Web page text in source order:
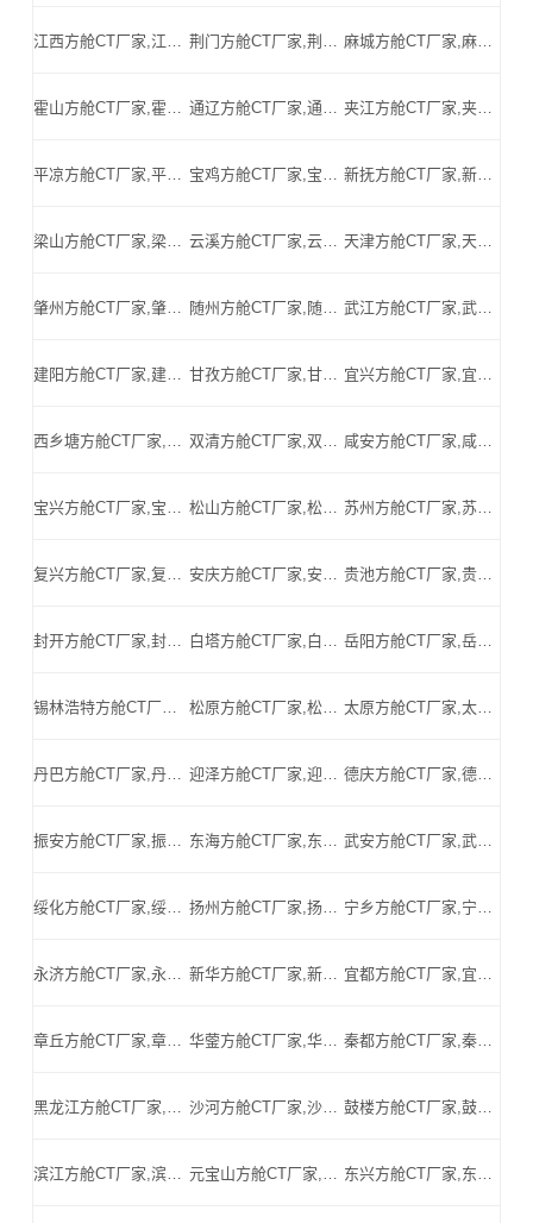
江西方舱CT厂家,江西方舱式CT,江西CT方舱,江西方舱CT,江西医用CT方舱,江西移动方舱CT-江西医用CT方舱公司 荆门方舱CT厂家,荆门方舱式CT,荆门CT方舱,荆门方舱CT,荆门医用CT方舱,荆门移动方舱CT-荆门医用CT方舱公司 麻城方舱CT厂家,麻城方舱式CT,麻城CT方舱,麻城方舱CT,麻城医用CT方舱,麻城移动方舱CT-麻城医用CT方舱公司
霍山方舱CT厂家,霍山方舱式CT,霍山CT方舱,霍山方舱CT,霍山医用CT方舱,霍山移动方舱CT-霍山医用CT方舱公司 通辽方舱CT厂家,通辽方舱式CT,通辽CT方舱,通辽方舱CT,通辽医用CT方舱,通辽移动方舱CT-通辽医用CT方舱公司 夹江方舱CT厂家,夹江方舱式CT,夹江CT方舱,夹江方舱CT,夹江医用CT方舱,夹江移动方舱CT-夹江医用CT方舱公司
平凉方舱CT厂家,平凉方舱式CT,平凉CT方舱,平凉方舱CT,平凉医用CT方舱,平凉移动方舱CT-平凉医用CT方舱公司 宝鸡方舱CT厂家,宝鸡方舱式CT,宝鸡CT方舱,宝鸡方舱CT,宝鸡医用CT方舱,宝鸡移动方舱CT-宝鸡医用CT方舱公司 新抚方舱CT厂家,新抚方舱式CT,新抚CT方舱,新抚方舱CT,新抚医用CT方舱,新抚移动方舱CT-新抚医用CT方舱公司
梁山方舱CT厂家,梁山方舱式CT,梁山CT方舱,梁山方舱CT,梁山医用CT方舱,梁山移动方舱CT-梁山医用CT方舱公司 云溪方舱CT厂家,云溪方舱式CT,云溪CT方舱,云溪方舱CT,云溪医用CT方舱,云溪移动方舱CT-云溪医用CT方舱公司 天津方舱CT厂家,天津方舱式CT,天津CT方舱,天津方舱CT,天津医用CT方舱,天津移动方舱CT-天津医用CT方舱公司
肇州方舱CT厂家,肇州方舱式CT,肇州CT方舱,肇州方舱CT,肇州医用CT方舱,肇州移动方舱CT-肇州医用CT方舱公司 随州方舱CT厂家,随州方舱式CT,随州CT方舱,随州方舱CT,随州医用CT方舱,随州移动方舱CT-随州医用CT方舱公司 武江方舱CT厂家,武江方舱式CT,武江CT方舱,武江方舱CT,武江医用CT方舱,武江移动方舱CT-武江医用CT方舱公司
建阳方舱CT厂家,建阳方舱式CT,建阳CT方舱,建阳方舱CT,建阳医用CT方舱,建阳移动方舱CT-建阳医用CT方舱公司 甘孜方舱CT厂家,甘孜方舱式CT,甘孜CT方舱,甘孜方舱CT,甘孜医用CT方舱,甘孜移动方舱CT-甘孜医用CT方舱公司 宜兴方舱CT厂家,宜兴方舱式CT,宜兴CT方舱,宜兴方舱CT,宜兴医用CT方舱,宜兴移动方舱CT-宜兴医用CT方舱公司
西乡塘方舱CT厂家,西乡塘方舱式CT,西乡塘CT方舱,西乡塘方舱CT,西乡塘医用CT方舱,西乡塘移动方舱CT-西乡塘医用CT方舱公司 双清方舱CT厂家,双清方舱式CT,双清CT方舱,双清方舱CT,双清医用CT方舱,双清移动方舱CT-双清医用CT方舱公司 咸安方舱CT厂家,咸安方舱式CT,咸安CT方舱,咸安方舱CT,咸安医用CT方舱,咸安移动方舱CT-咸安医用CT方舱公司
宝兴方舱CT厂家,宝兴方舱式CT,宝兴CT方舱,宝兴方舱CT,宝兴医用CT方舱,宝兴移动方舱CT-宝兴医用CT方舱公司 松山方舱CT厂家,松山方舱式CT,松山CT方舱,松山方舱CT,松山医用CT方舱,松山移动方舱CT-松山医用CT方舱公司 苏州方舱CT厂家,苏州方舱式CT,苏州CT方舱,苏州方舱CT,苏州医用CT方舱,苏州移动方舱CT-苏州医用CT方舱公司
复兴方舱CT厂家,复兴方舱式CT,复兴CT方舱,复兴方舱CT,复兴医用CT方舱,复兴移动方舱CT-复兴医用CT方舱公司 安庆方舱CT厂家,安庆方舱式CT,安庆CT方舱,安庆方舱CT,安庆医用CT方舱,安庆移动方舱CT-安庆医用CT方舱公司 贵池方舱CT厂家,贵池方舱式CT,贵池CT方舱,贵池方舱CT,贵池医用CT方舱,贵池移动方舱CT-贵池医用CT方舱公司
封开方舱CT厂家,封开方舱式CT,封开CT方舱,封开方舱CT,封开医用CT方舱,封开移动方舱CT-封开医用CT方舱公司 白塔方舱CT厂家,白塔方舱式CT,白塔CT方舱,白塔方舱CT,白塔医用CT方舱,白塔移动方舱CT-白塔医用CT方舱公司 岳阳方舱CT厂家,岳阳方舱式CT,岳阳CT方舱,岳阳方舱CT,岳阳医用CT方舱,岳阳移动方舱CT-岳阳医用CT方舱公司
锡林浩特方舱CT厂家,锡林浩特方舱式CT,锡林浩特CT方舱,锡林浩特方舱CT,锡林浩特医用CT方舱,锡林浩特移动方舱CT-锡林浩特医用CT方舱公司 松原方舱CT厂家,松原方舱式CT,松原CT方舱,松原方舱CT,松原医用CT方舱,松原移动方舱CT-松原医用CT方舱公司 太原方舱CT厂家,太原方舱式CT,太原CT方舱,太原方舱CT,太原医用CT方舱,太原移动方舱CT-太原医用CT方舱公司
丹巴方舱CT厂家,丹巴方舱式CT,丹巴CT方舱,丹巴方舱CT,丹巴医用CT方舱,丹巴移动方舱CT-丹巴医用CT方舱公司 迎泽方舱CT厂家,迎泽方舱式CT,迎泽CT方舱,迎泽方舱CT,迎泽医用CT方舱,迎泽移动方舱CT-迎泽医用CT方舱公司 德庆方舱CT厂家,德庆方舱式CT,德庆CT方舱,德庆方舱CT,德庆医用CT方舱,德庆移动方舱CT-德庆医用CT方舱公司
振安方舱CT厂家,振安方舱式CT,振安CT方舱,振安方舱CT,振安医用CT方舱,振安移动方舱CT-振安医用CT方舱公司 东海方舱CT厂家,东海方舱式CT,东海CT方舱,东海方舱CT,东海医用CT方舱,东海移动方舱CT-东海医用CT方舱公司 武安方舱CT厂家,武安方舱式CT,武安CT方舱,武安方舱CT,武安医用CT方舱,武安移动方舱CT-武安医用CT方舱公司
绥化方舱CT厂家,绥化方舱式CT,绥化CT方舱,绥化方舱CT,绥化医用CT方舱,绥化移动方舱CT-绥化医用CT方舱公司 扬州方舱CT厂家,扬州方舱式CT,扬州CT方舱,扬州方舱CT,扬州医用CT方舱,扬州移动方舱CT-扬州医用CT方舱公司 宁乡方舱CT厂家,宁乡方舱式CT,宁乡CT方舱,宁乡方舱CT,宁乡医用CT方舱,宁乡移动方舱CT-宁乡医用CT方舱公司
永济方舱CT厂家,永济方舱式CT,永济CT方舱,永济方舱CT,永济医用CT方舱,永济移动方舱CT-永济医用CT方舱公司 新华方舱CT厂家,新华方舱式CT,新华CT方舱,新华方舱CT,新华医用CT方舱,新华移动方舱CT-新华医用CT方舱公司 宜都方舱CT厂家,宜都方舱式CT,宜都CT方舱,宜都方舱CT,宜都医用CT方舱,宜都移动方舱CT-宜都医用CT方舱公司
章丘方舱CT厂家,章丘方舱式CT,章丘CT方舱,章丘方舱CT,章丘医用CT方舱,章丘移动方舱CT-章丘医用CT方舱公司 华蓥方舱CT厂家,华蓥方舱式CT,华蓥CT方舱,华蓥方舱CT,华蓥医用CT方舱,华蓥移动方舱CT-华蓥医用CT方舱公司 秦都方舱CT厂家,秦都方舱式CT,秦都CT方舱,秦都方舱CT,秦都医用CT方舱,秦都移动方舱CT-秦都医用CT方舱公司
黑龙江方舱CT厂家,黑龙江方舱式CT,黑龙江CT方舱,黑龙江方舱CT,黑龙江医用CT方舱,黑龙江移动方舱CT-黑龙江医用CT方舱公司 沙河方舱CT厂家,沙河方舱式CT,沙河CT方舱,沙河方舱CT,沙河医用CT方舱,沙河移动方舱CT-沙河医用CT方舱公司 鼓楼方舱CT厂家,鼓楼方舱式CT,鼓楼CT方舱,鼓楼方舱CT,鼓楼医用CT方舱,鼓楼移动方舱CT-鼓楼医用CT方舱公司
滨江方舱CT厂家,滨江方舱式CT,滨江CT方舱,滨江方舱CT,滨江医用CT方舱,滨江移动方舱CT-滨江医用CT方舱公司 元宝山方舱CT厂家,元宝山方舱式CT,元宝山CT方舱,元宝山方舱CT,元宝山医用CT方舱,元宝山移动方舱CT-元宝山医用CT方舱公司 东兴方舱CT厂家,东兴方舱式CT,东兴CT方舱,东兴方舱CT,东兴医用CT方舱,东兴移动方舱CT-东兴医用CT方舱公司